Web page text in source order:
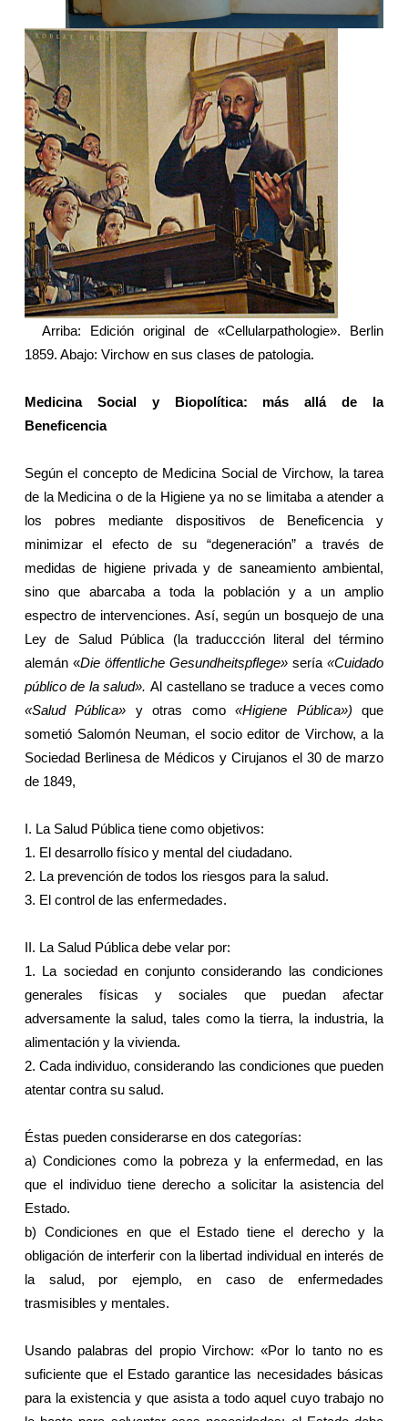
Arriba: Edición original de «Cellularpathologie». Berlin
1859. Abajo: Virchow en sus clases de patologia.
Medicina Social y Biopolítica: más allá de
la
Beneficencia
Según el concepto de Medicina Social de Virchow, la tarea
de la Medicina o de la Higiene ya no se limitaba a atender a
los pobres mediante dispositivos de Beneficencia y
minimizar el efecto de su “degeneración” a través de
medidas de higiene privada y de saneamiento ambiental,
sino que abarcaba a toda la población y a un amplio
espectro de intervenciones. Así, según un bosquejo de una
Ley de Salud Pública (la traduccción literal del término
alemán «Die öffentliche Gesundheitspflege» sería «Cuidado
público de la salud». Al castellano se traduce a veces como
«Salud Pública» y otras como«Higiene Pública»)
que
sometió Salomón Neuman, el socio editor de Virchow, a la
Sociedad Berlinesade Médicos y Cirujanos el 30 de marzo
de 1849,
I. La Salud Públicatiene como objetivos:
1. El desarrollo físico y mental del ciudadano.
2. La prevención de todos los riesgos para la salud.
3. El control de las enfermedades.
II. La Salud Públicadebe velar por:
1. La sociedad en conjunto considerando las condiciones
generales físicas y sociales que puedan afectar
adversamente la salud, tales como la tierra, la industria, la
alimentación y la vivienda.
2. Cada individuo, considerando las condiciones que pueden
atentar contra su salud.
Éstas pueden considerarse en dos categorías:
a) Condiciones como la pobreza y la enfermedad, en las
que el individuo tiene derecho a solicitar la asistencia del
Estado.
b) Condiciones en que el Estado tiene el derecho y la
obligación de interferir con la libertad individual en interés de
la salud, por ejemplo, en caso de enfermedades
trasmisibles y mentales.
Usando palabras del propio Virchow: «Por lo tanto no es
suficiente que el Estado garantice las necesidades básicas
para la existencia y que asista a todo aquel cuyo trabajo no